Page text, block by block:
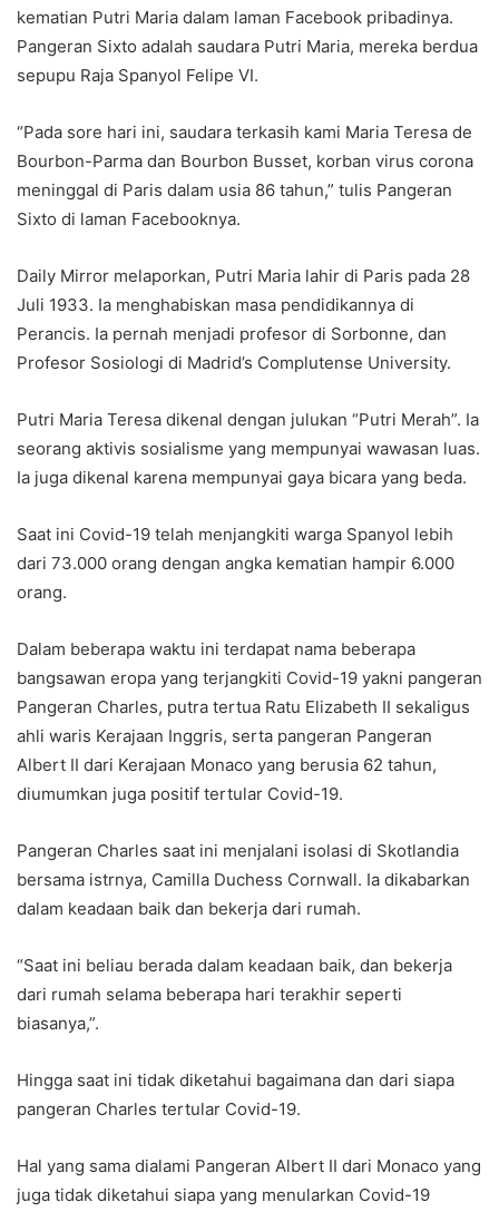
kematian Putri Maria dalam laman Facebook pribadinya.
Pangeran Sixto adalah saudara Putri Maria, mereka berdua
sepupu Raja Spanyol Felipe VI.
“Pada sore hari ini, saudara terkasih kami Maria Teresa de
Bourbon-Parma dan Bourbon Busset, korban virus corona
meninggal di Paris dalam usia 86 tahun,” tulis Pangeran
Sixto di laman Facebooknya.
Daily Mirror melaporkan, Putri Maria lahir di Paris pada 28
Juli 1933. Ia menghabiskan masa pendidikannya di
Perancis. Ia pernah menjadi profesor di Sorbonne, dan
Profesor Sosiologi di Madrid’s Complutense University.
Putri Maria Teresa dikenal dengan julukan “Putri Merah”. Ia
seorang aktivis sosialisme yang mempunyai wawasan luas.
Ia juga dikenal karena mempunyai gaya bicara yang beda.
Saat ini Covid-19 telah menjangkiti warga Spanyol lebih
dari 73.000 orang dengan angka kematian hampir 6.000
orang.
Dalam beberapa waktu ini terdapat nama beberapa
bangsawan eropa yang terjangkiti Covid-19 yakni pangeran
Pangeran Charles, putra tertua Ratu Elizabeth II sekaligus
ahli waris Kerajaan Inggris, serta pangeran Pangeran
Albert II dari Kerajaan Monaco yang berusia 62 tahun,
diumumkan juga positif tertular Covid-19.
Pangeran Charles saat ini menjalani isolasi di Skotlandia
bersama istrnya, Camilla Duchess Cornwall. Ia dikabarkan
dalam keadaan baik dan bekerja dari rumah.
“Saat ini beliau berada dalam keadaan baik, dan bekerja
dari rumah selama beberapa hari terakhir seperti
biasanya,”.
Hingga saat ini tidak diketahui bagaimana dan dari siapa
pangeran Charles tertular Covid-19.
Hal yang sama dialami Pangeran Albert II dari Monaco yang
juga tidak diketahui siapa yang menularkan Covid-19